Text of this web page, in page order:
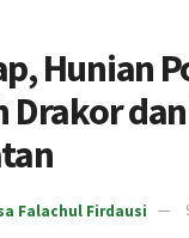
Hunian
Drakor
Falachul Firdausi